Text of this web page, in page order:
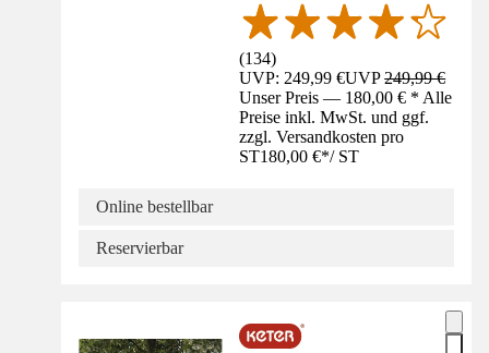
(134)
UVP: 249,99 €UVP249,99 €
Unser Preis — 180,00 € * Alle
Preise inkl. MwSt. und ggf.
zzgl. Versandkosten pro
ST180,00 €*/ ST
Online bestellbar
Reservierbar